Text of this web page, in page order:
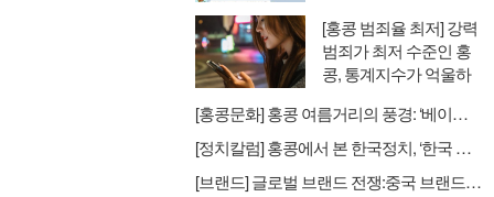
안
[홍콩 범죄율 최저] 강력
범죄가 최저 수준인 홍
콩, 통계지수가 억울하
[홍콩문화] 홍콩 여름거리의 풍경: ‘베이징 비키니’
[정치칼럼] 홍콩에서 본 한국정치, ‘한국 정치인들의 싸움이 날마다 헤드라인’
[브랜드] 글로벌 브랜드 전쟁:중국 브랜드의 습격 스타벅스→럭킨커피